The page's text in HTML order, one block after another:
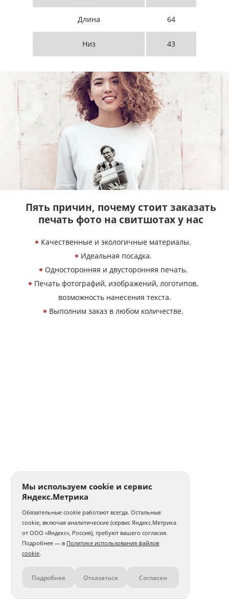
Длина 64
Низ 43
Пять причин, почемустоит заказать
печать фото на свитшотах у нас
Качественные и экологичные материалы.
Идеальная посадка.
Односторонняя и двусторонняя печать.
Печать фотографий, изображений, логотипов,
возможность нанесения текста.
Выполним заказ в любом количестве.
Контакты
Мы используем cookie и сервис
Яндекс.Метрика
Обязательные cookie работают всегда. Остальные
cookie, включая аналитические (сервис Яндекс.Метрика
от ООО «Яндекс», Россия), требуют вашего согласия.
Подробнее — в Политике использования файлов
cookie.
Подробнее Отказаться Согласен